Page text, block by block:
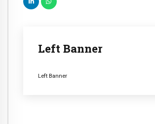
Left Banner
Left Banner